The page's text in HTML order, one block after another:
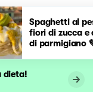
Spaghetti al
fiori di zucca e
di parmigiano
dieta!